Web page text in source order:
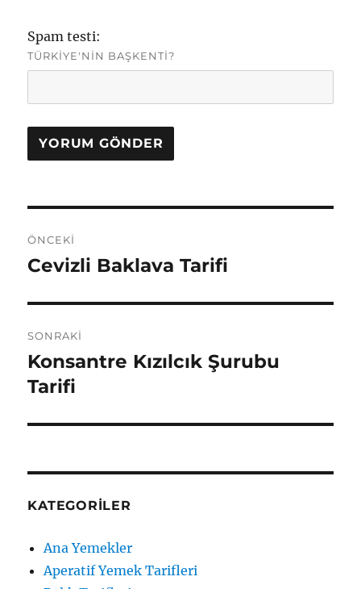
Spam testi:
TÜRKIYE'NIN BAŞKENTI?
gezinmesi
ÖNCEKI
Önceki
Cevizli Baklava Tarifi
SONRAKI
Sonraki
yazı:
Konsantre Kızılcık Şurubu
Tarifi
KATEGORILER
Ana Yemekler
Aperatif Yemek Tarifleri